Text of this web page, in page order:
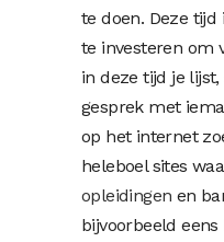
te doen. Deze
te investeren om
in deze tijd je
gesprek met
op het internet
heleboel sites
opleidingen en
bijvoorbeeld